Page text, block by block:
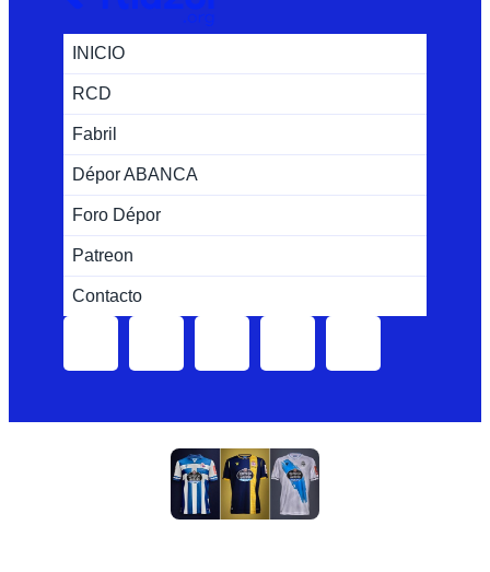
INICIO
RCD
Fabril
Dépor ABANCA
Foro Dépor
Patreon
Contacto